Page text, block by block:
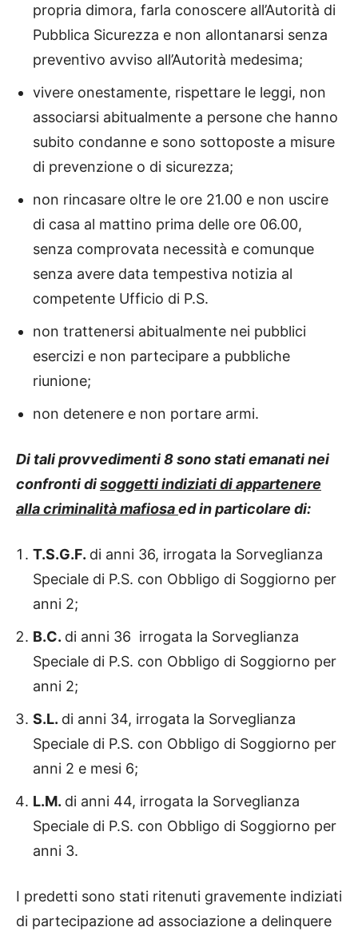
propria dimora, farla conoscere all’Autorità di
Pubblica Sicurezza e non allontanarsi senza
preventivo avviso all’Autorità medesima;
vivere onestamente, rispettare le leggi, non
associarsi abitualmente a persone che hanno
subito condanne e sono sottoposte a misure
di prevenzione o di sicurezza;
non rincasare oltre le ore 21.00 e non uscire
di casa al mattino prima delle ore 06.00,
senza comprovata necessità e comunque
senza avere data tempestiva notizia al
competente Ufficio di P.S.
non trattenersi abitualmente nei pubblici
esercizi e non partecipare a pubbliche
riunione;
non detenere e non portare armi.
Di tali provvedimenti 8 sono stati emanati nei
confronti disoggetti indiziati di appartenere
alla criminalità mafiosaed in particolare di:
T.S.G.F. di anni 36, irrogata la Sorveglianza
Speciale di P.S. con Obbligo di Soggiorno per
anni 2;
B.C. di anni 36 irrogata la Sorveglianza
Speciale di P.S. con Obbligo di Soggiorno per
anni 2;
S.L. di anni 34, irrogata la Sorveglianza
Speciale di P.S. con Obbligo di Soggiorno per
anni 2 e mesi 6;
L.M. di anni 44, irrogata la Sorveglianza
Speciale di P.S. con Obbligo di Soggiorno per
anni 3.
I predetti sono stati ritenuti gravemente indiziati
di partecipazione ad associazione a delinquere